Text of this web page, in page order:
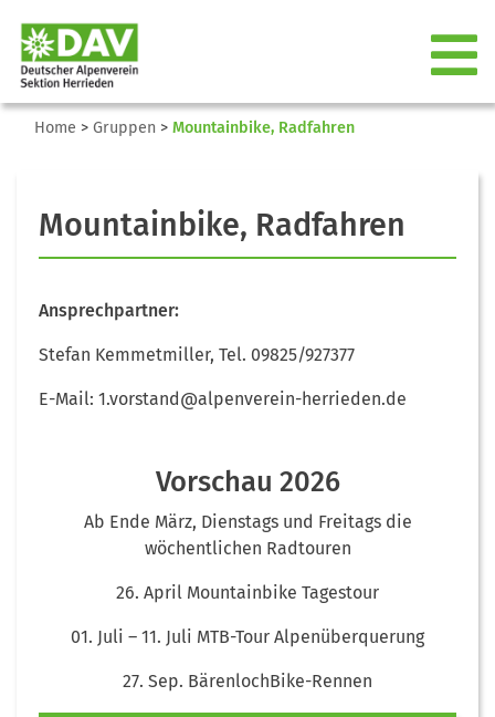
Home > Gruppen > Mountainbike, Radfahren
Mountainbike, Radfahren
Ansprechpartner:
Stefan Kemmetmiller, Tel. 09825/927377
E-Mail: 1.vorstand@alpenverein-herrieden.de
Vorschau 2026
Ab Ende März, Dienstags und Freitags die
wöchentlichen Radtouren
26. April Mountainbike Tagestour
01. Juli – 11. Juli MTB-Tour Alpenüberquerung
27. Sep. BärenlochBike-Rennen